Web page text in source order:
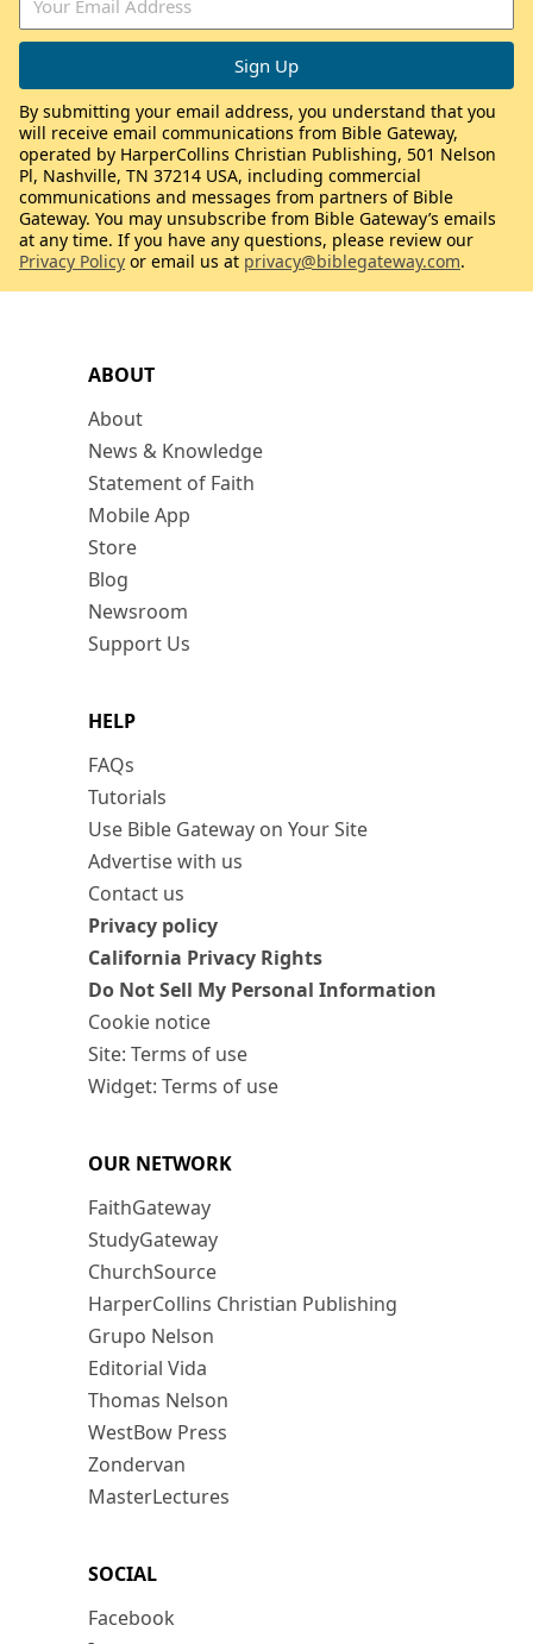
ABOUT
About
News & Knowledge
Statement of Faith
Mobile App
Store
Blog
Newsroom
Support Us
HELP
FAQs
Tutorials
Use Bible Gateway on Your Site
Advertise with us
Contact us
Privacy policy
California Privacy Rights
Do Not Sell My Personal Information
Cookie notice
Site: Terms of use
Widget: Terms of use
OUR NETWORK
FaithGateway
StudyGateway
ChurchSource
HarperCollins Christian Publishing
Grupo Nelson
Editorial Vida
Thomas Nelson
WestBow Press
Zondervan
MasterLectures
SOCIAL
Facebook
By submitting your email address, you understand that you
will receive email communications from Bible Gateway,
operated by HarperCollins Christian Publishing, 501 Nelson
Pl, Nashville, TN 37214 USA, including commercial
communications and messages from partners of Bible
Gateway. You may unsubscribe from Bible Gateway’s emails
at any time. If you have any questions, please review our
Privacy Policy or email us at privacy@biblegateway.com.